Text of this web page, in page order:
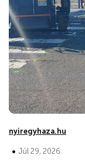
nyiregyhaza.hu
• Júl 29, 2026